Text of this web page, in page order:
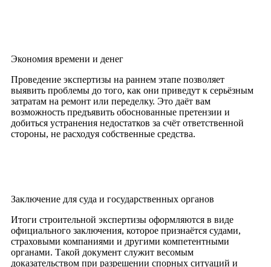
Экономия времени и денег
Проведение экспертизы на раннем этапе позволяет
выявить проблемы до того, как они приведут к серьёзным
затратам на ремонт или переделку. Это даёт вам
возможность предъявить обоснованные претензии и
добиться устранения недостатков за счёт ответственной
стороны, не расходуя собственные средства.
Заключение для суда и государственных органов
Итоги строительной экспертизы оформляются в виде
официального заключения, которое признаётся судами,
страховыми компаниями и другими компетентными
органами. Такой документ служит весомым
доказательством при разрешении спорных ситуаций и